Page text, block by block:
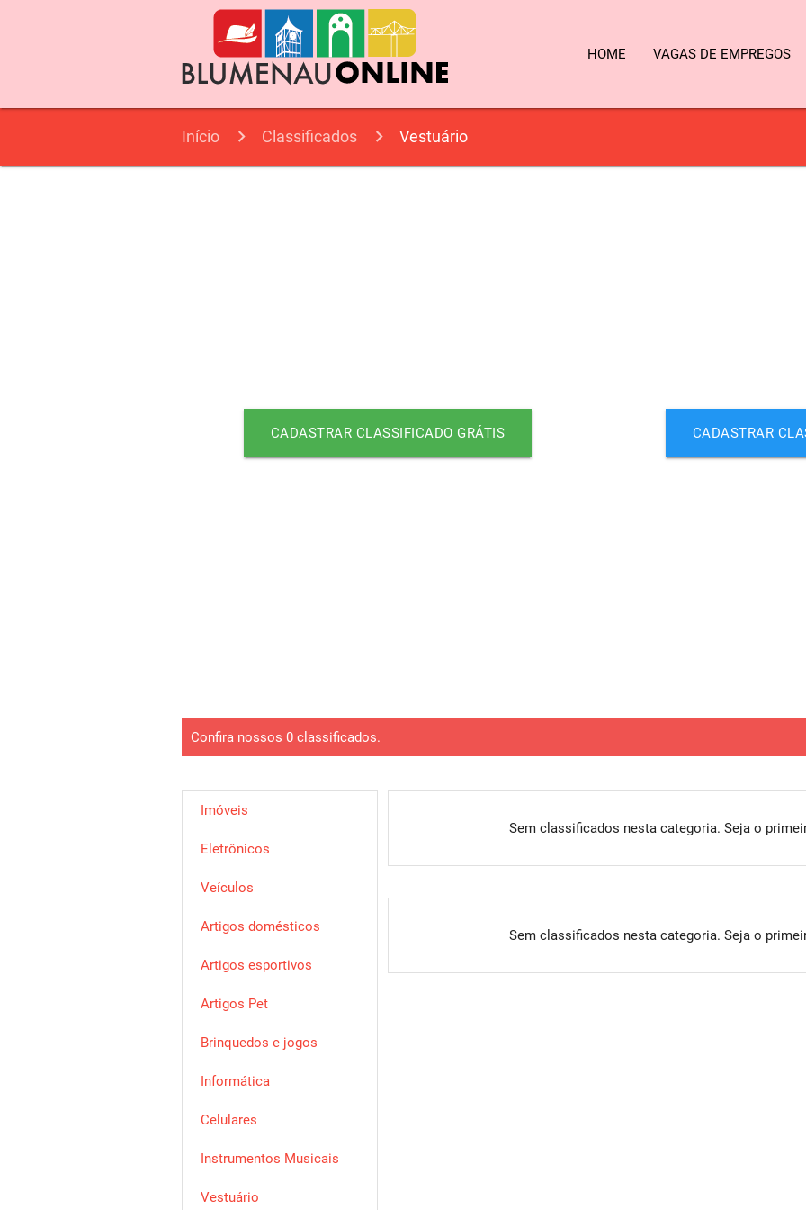
HOME VAGAS DE EMPREGOS
Início Classificados Vestuário
CADASTRAR CLASSIFICADO GRÁTIS CADASTRAR
Confira nossos 0 classificados.
Imóveis
Eletrônicos
Veículos
Artigos domésticos
Artigos esportivos
Artigos Pet
Brinquedos e jogos
Informática
Celulares
Instrumentos Musicais
Vestuário
Sem classificados nesta categoria. Seja o
Sem classificados nesta categoria. Seja o